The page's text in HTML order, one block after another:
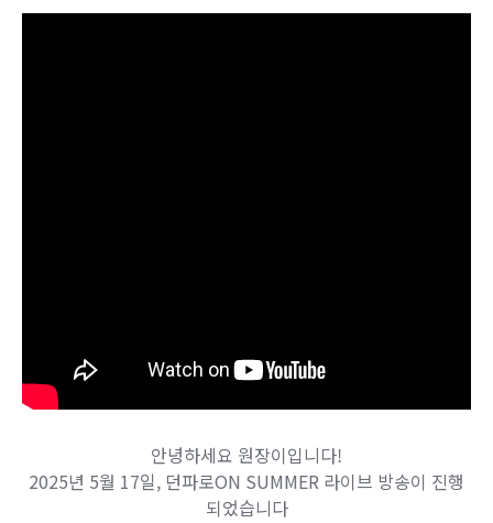
안녕하세요 원장이입니다!
2025년 5월 17일, 던파로ON SUMMER 라이브 방송이 진행
되었습니다